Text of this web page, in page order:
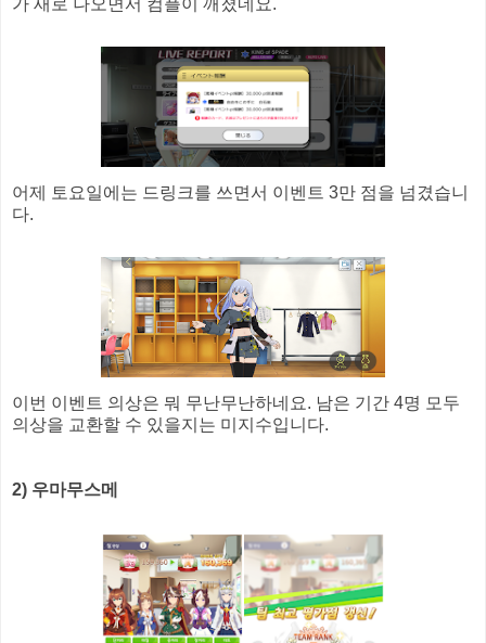
어제 토요일에는 드링크를 쓰면서 이벤트 3만 점을 넘겼습니
다.
이번 이벤트 의상은 뭐 무난무난하네요. 남은 기간 4명 모두
의상을 교환할 수 있을지는 미지수입니다.
2) 우마무스메